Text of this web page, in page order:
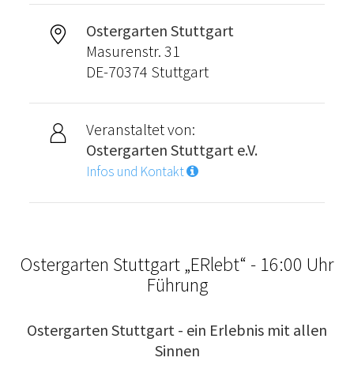
Ostergarten Stuttgart
Masurenstr. 31
DE-70374 Stuttgart
Veranstaltet von:
Ostergarten Stuttgart e.V.
Infos und Kontakt
Ostergarten Stuttgart „ERlebt“ - 16:00 Uhr
Führung
Ostergarten Stuttgart - ein Erlebnis mit allen
Sinnen